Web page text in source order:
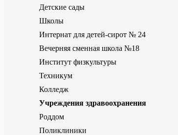
Детские сады
Школы
Интернат для детей-сирот № 24
Вечерняя сменная школа №18
Институт физкультуры
Техникум
Колледж
Учреждения здравоохранения
Роддом
Поликлиники